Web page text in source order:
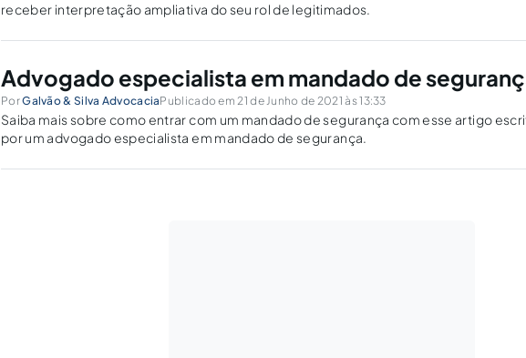
receber interpretação ampliativa do seu rol de legitimados.
Advogado especialista em mandado de
PorGalvão & Silva AdvocaciaPublicado em 21 de Junho de 2021 às 13:33
Saiba mais sobre como entrar com um mandado de segurança com esse artigo
por um advogado especialista em mandado de segurança.